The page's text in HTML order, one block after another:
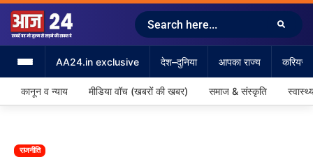
AA24.in exclusive देश–दुनिया आपका राज्य करियर
कानून व न्याय मीडिया वॉच (खबरों की खबर) समाज & संस्कृति
राजनीति